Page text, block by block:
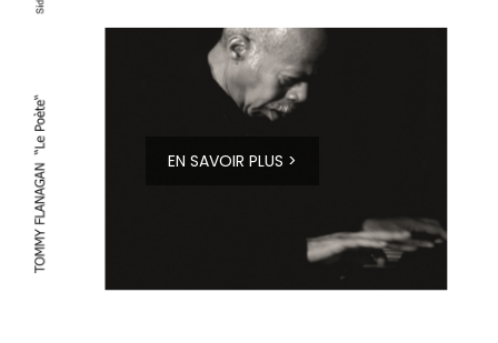
EN SAVOIR PLUS >